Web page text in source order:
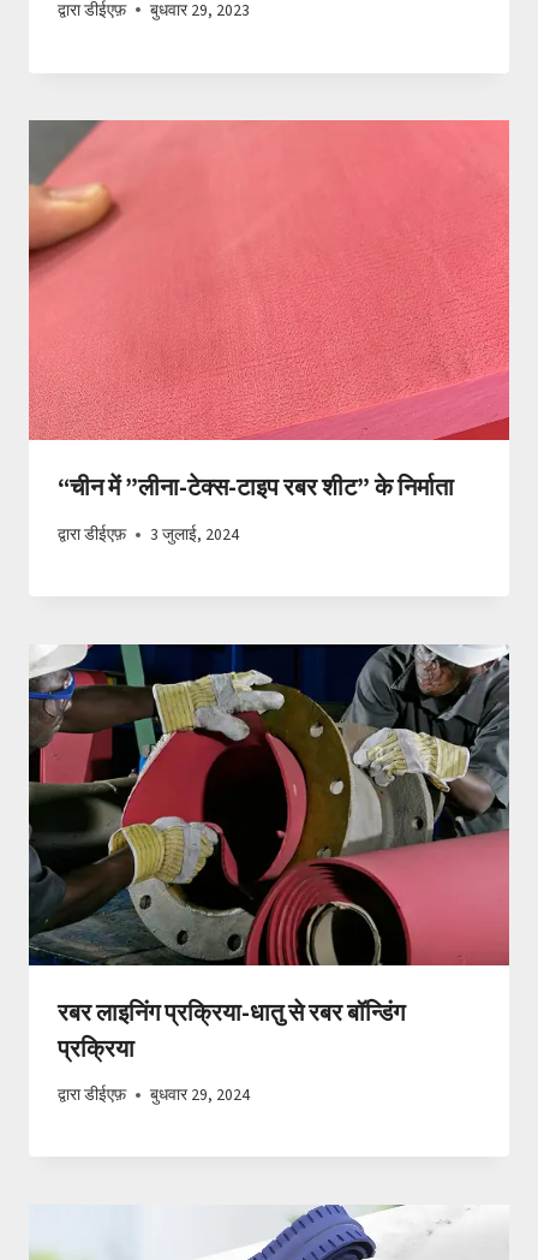
द्वाराडीईएफ़ बुधवार 29, 2023
“चीन में ”लीना-टेक्स-टाइप रबर शीट” के निर्माता
द्वाराडीईएफ़ 3 जुलाई, 2024
रबर लाइनिंग प्रक्रिया-धातु से रबर बॉन्डिंग
प्रक्रिया
द्वाराडीईएफ़ बुधवार 29, 2024